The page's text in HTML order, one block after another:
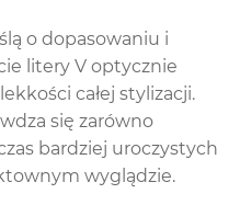
o dopasowaniu i
litery V optycznie
całej stylizacji.
się zarówno
bardziej uroczystych
wyglądzie.